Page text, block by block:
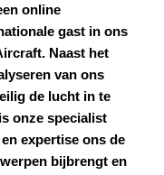
online
gast in ons
Naast het
van ons
de lucht in te
onze specialist
expertise ons de
bijbrengt en